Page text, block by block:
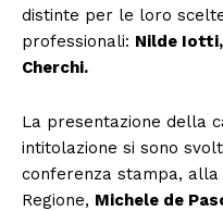
distinte per le loro
professionali: Nilde
Cherchi.
La presentazione della
intitolazione si sono
conferenza stampa,
Regione, Michele de